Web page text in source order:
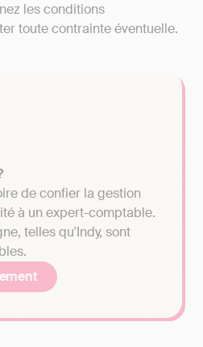
les conditions
toute contrainte éventuelle.
de confier la gestion
à un expert-comptable.
telles qu'Indy, sont